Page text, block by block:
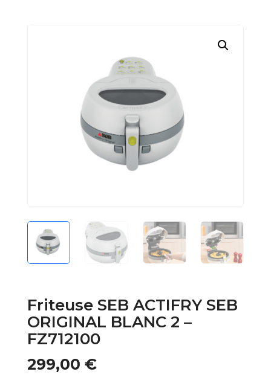
Friteuse SEB ACTIFRY SEB
ORIGINAL BLANC 2 –
FZ712100
299,00 €